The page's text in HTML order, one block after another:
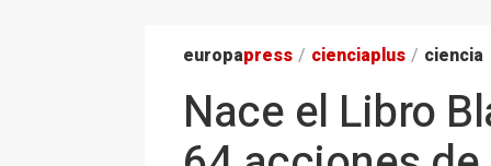
europapress / cienciaplus / ciencia
Nace el Libro